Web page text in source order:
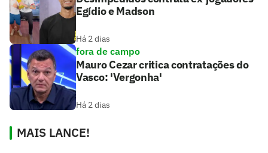
Egídio e Madson
Há 2 dias
fora de campo
Mauro Cezar critica contratações do
Vasco: 'Vergonha'
Há 2 dias
MAIS LANCE!